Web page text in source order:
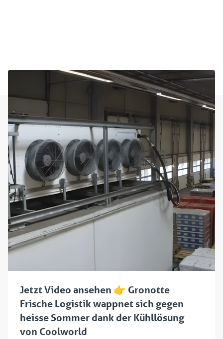
Jetzt Video ansehen 👉 Gronotte
Frische Logistik wappnet sich gegen
heisse Sommer dank der Kühllösung
von Coolworld